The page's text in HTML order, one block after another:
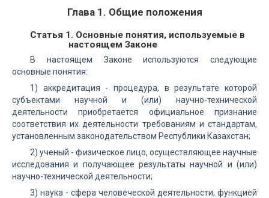
Глава 1. Общие положения
Статья 1. Основные понятия, используемые в
настоящем Законе
В настоящем Законе используются следующие
основные понятия:
1) аккредитация - процедура, в результате которой
субъектами научной и (или) научно-технической
деятельности приобретается официальное признание
соответствия их деятельности требованиям и стандартам,
установленным законодательством Республики Казахстан;
2) ученый - физическое лицо, осуществляющее научные
исследования и получающее результаты научной и (или)
научно-технической деятельности;
3) наука - сфера человеческой деятельности, функцией